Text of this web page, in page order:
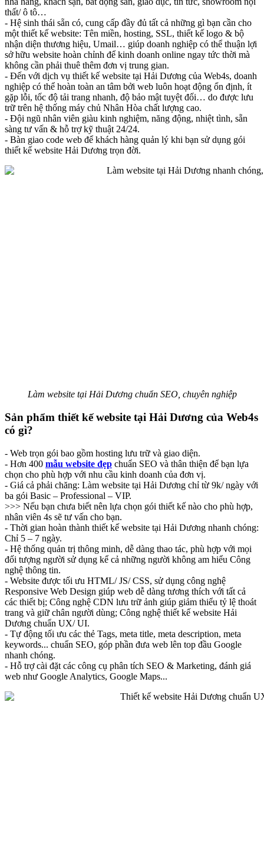
thất/ ô tô…
- Hệ sinh thái sẵn có, cung cấp đầy đủ tất cả những gì bạn cần cho
một thiết kế website: Tên miền, hosting, SSL, thiết kế logo & bộ
nhận diện thương hiệu, Umail… giúp doanh nghiệp có thể thuận lợi
sở hữu website hoàn chỉnh để kinh doanh online ngay tức thời mà
không cần phải thuê thêm đơn vị trung gian.
- Đến với dịch vụ thiết kế website tại Hải Dương của Web4s, doanh
nghiệp có thể hoàn toàn an tâm bởi web luôn hoạt động ổn định, ít
gặp lỗi, tốc độ tải trang nhanh, độ bảo mật tuyệt đối… do được lưu
trữ trên hệ thống máy chủ Nhân Hòa chất lượng cao.
- Đội ngũ nhân viên giàu kinh nghiệm, năng động, nhiệt tình, sẵn
sàng tư vấn & hỗ trợ kỹ thuật 24/24.
- Bàn giao code web để khách hàng quản lý khi bạn sử dụng gói
thiết kế website Hải Dương trọn đời.
Làm website tại Hải Dương chuẩn SEO, chuyên nghiệp
Sản phẩm thiết kế website tại Hải Dương của Web4s
có gì?
- Web trọn gói bao gồm hosting lưu trữ và giao diện.
- Hơn 400 mẫu website đẹp chuẩn SEO và thân thiện để bạn lựa
chọn cho phù hợp với nhu cầu kinh doanh của đơn vị.
- Giá cả phải chăng: Làm website tại Hải Dương chỉ từ 9k/ ngày với
ba gói Basic – Professional – VIP.
>>> Nếu bạn chưa biết nên lựa chọn gói thiết kế nào cho phù hợp,
nhân viên 4s sẽ tư vấn cho bạn.
- Thời gian hoàn thành thiết kế website tại Hải Dương nhanh chóng:
Chỉ 5 – 7 ngày.
- Hệ thống quản trị thông minh, dễ dàng thao tác, phù hợp với mọi
đối tượng người sử dụng kể cả những người không am hiểu Công
nghệ thông tin.
- Website được tối ưu HTML/ JS/ CSS, sử dụng công nghệ
Responsive Web Design giúp web dễ dàng tương thích với tất cả
các thiết bị; Công nghệ CDN lưu trữ ảnh giúp giảm thiểu tỷ lệ thoát
trang và giữ chân người dùng; Công nghệ thiết kế website Hải
Dương chuẩn UX/ UI.
- Tự động tối ưu các thẻ Tags, meta title, meta description, meta
keywords... chuẩn SEO, góp phần đưa web lên top đầu Google
nhanh chóng.
- Hỗ trợ cài đặt các công cụ phân tích SEO & Marketing, đánh giá
web như Google Analytics, Google Maps...